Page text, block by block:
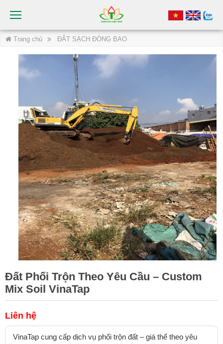
Trang chủ ĐẤT SẠCH ĐÓNG BAO
Đất Phối Trộn Theo Yêu Cầu – Custom
Mix Soil VinaTap
Liên hệ
VinaTap cung cấp dịch vụ phối trộn đất – giá thể theo yêu